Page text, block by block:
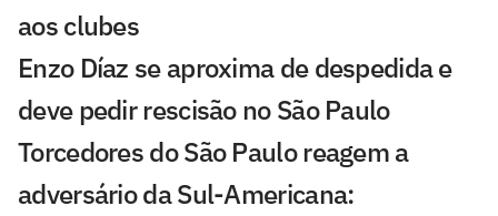
aos clubes
Enzo Díaz se aproxima de despedida e
deve pedir rescisão no São Paulo
Torcedores do São Paulo reagem a
adversário da Sul-Americana: